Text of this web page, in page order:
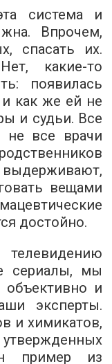
система и
Впрочем,
спасать их.
какие-то
появилась
и как же ей не
и судьи. Все
не все врачи
вещами
достойно.
сериалы, мы
и
эксперты.
и химикатов,
пример из